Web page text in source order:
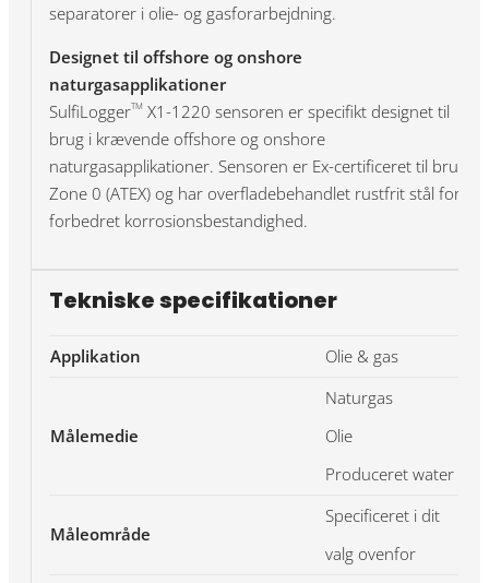
separatorer i olie- og gasforarbejdning.
Designet til offshore og onshore
naturgasapplikationer
SulfiLoggerTM X1-1220 sensoren er specifikt designet til
brug i krævende offshore og onshore
naturgasapplikationer. Sensoren er Ex-certificeret til brug i
Zone 0 (ATEX) og har overfladebehandlet rustfrit stål for
forbedret korrosionsbestandighed.
Tekniske specifikationer
Applikation Olie & gas
Målemedie
Naturgas
Olie
Produceret water
Måleområde
Specificeret i dit
valg ovenfor